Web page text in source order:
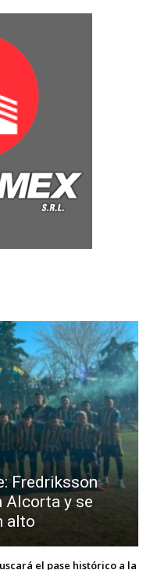
Fredriksson
Alcorta y se
alto
el pase histórico a la